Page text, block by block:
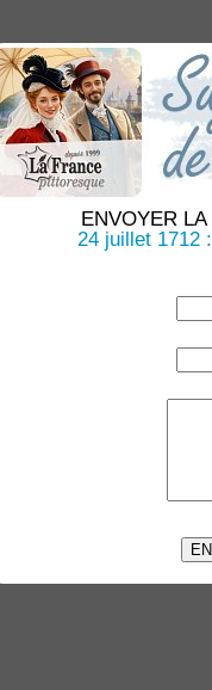
ENVOYER
24 juillet 1712